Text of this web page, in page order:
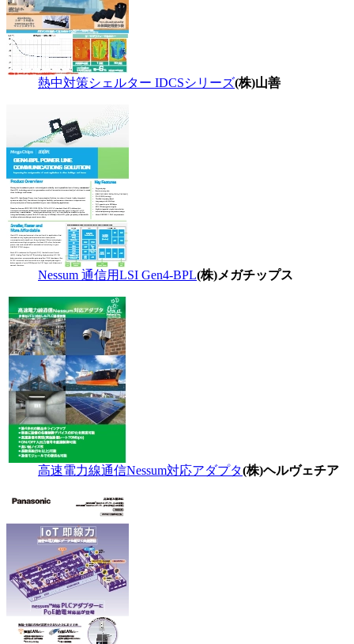
熱中対策シェルター IDCSシリーズ(株)山善
Nessum 通信用LSI Gen4-BPL(株)メガチップス
高速電力線通信Nessum対応アダプタ(株)ヘルヴェチア